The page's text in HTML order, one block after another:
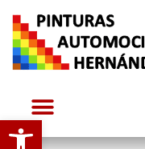
Abrir